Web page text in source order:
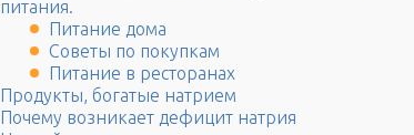
питания.
Питание дома
Советы по покупкам
Питание в ресторанах
Продукты, богатые натрием
Почему возникает дефицит натрия